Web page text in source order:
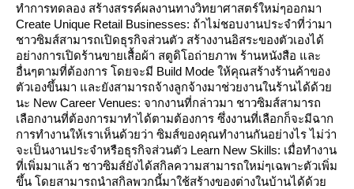
ทำการทดลอง สร้างสรรค์ผลงานทางวิทยาศาสตร์ใหม่ๆออกมา
Create Unique Retail Businesses: ถ้าไม่ชอบงานประจำที่ว่ามา
ชาวซิมส์สามารถเปิดธุรกิจส่วนตัว สร้างงานอิสระของตัวเองได้
อย่างการเปิดร้านขายเสื้อผ้า สตูดิโอถ่ายภาพ ร้านหนังสือ และ
อื่นๆตามที่ต้องการ โดยจะมี Build Mode ให้คุณสร้างร้านค้าของ
ตัวเองขึ้นมา และยังสามารถจ้างลูกจ้างมาช่วยงานในร้านได้ด้ว
นะ New Career Venues: จากงานที่กล่าวมา ชาวซิมส์สามารถ
เลือกงานที่ต้องการมาทำได้ตามต้องการ ซึ่งงานที่เลือกก็จะมีฉาก
การทำงานให้เราเห็นด้วยว่า ซิมส์ของคุณทำงานกันอย่างไร ไม่ว่า
จะเป็นงานประจำหรือธุรกิจส่วนตัว Learn New Skills: เมื่อทำงาน
ที่เพิ่มมาแล้ว ชาวซิมส์ยังได้สกิลความสามารถใหม่ๆเฉพาะตัวเพิ่ม
ขึ้น โดยสามารถนำสกิลพวกนี้มาใช้สร้างของต่างในบ้านได้ด้ว